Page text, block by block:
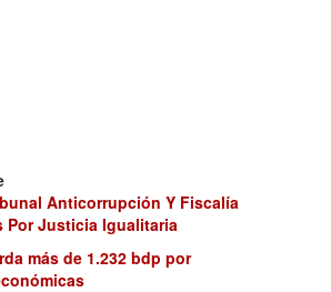
Anticorrupción Y Fiscalía
Por Justicia Igualitaria
más de 1.232 bdp por